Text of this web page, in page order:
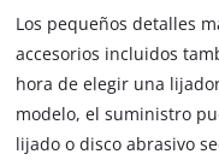
Los pequeños detalles
accesorios incluidos
hora de elegir una
modelo, el suministro
lijado o disco abrasivo